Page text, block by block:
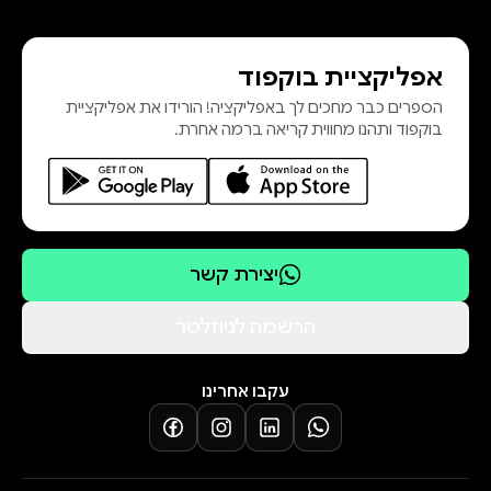
אפליקציית בוקפוד
הספרים כבר מחכים לך באפליקציה! הורידו את אפליקציית
בוקפוד ותהנו מחווית קריאה ברמה אחרת.
יצירת קשר
עקבו אחרינו